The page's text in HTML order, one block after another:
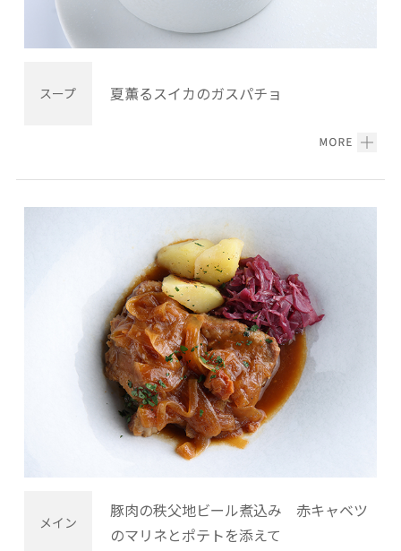
スープ 夏薫るスイカのガスパチョ
メイン
豚肉の秩父地ビール煮込み 赤キャベツ
のマリネとポテトを添えて